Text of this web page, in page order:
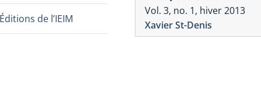
de l’IEIM
Vol. 3, no. 1, hiver 2013
Xavier St-Denis